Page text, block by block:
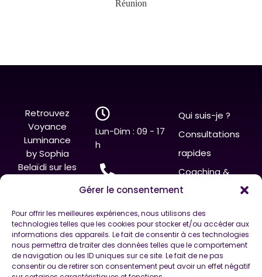
Gérer le consentement
Pour offrir les meilleures expériences, nous utilisons des
technologies telles que les cookies pour stocker et/ou accéder aux
informations des appareils. Le fait de consentir à ces technologies
nous permettra de traiter des données telles que le comportement
de navigation ou les ID uniques sur ce site. Le fait de ne pas
consentir ou de retirer son consentement peut avoir un effet négatif
Réunion
Retrouvez
Voyance
Luminance
by Sophia
Belaïdi sur les
Lun-Dim : 09 - 17
h
07 86 02 56 69
voyance_lumin
ance@orange.fr
Qui suis-je ?
Consultations
rapides
Coaching &
Rituels
Signature
La méthode
Signature by
Sophia Belaïdi